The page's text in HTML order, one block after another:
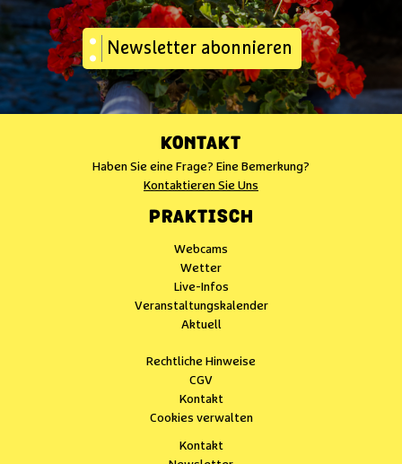
Newsletter abonnieren
KONTAKT
Haben Sie eine Frage? Eine Bemerkung?
Kontaktieren Sie Uns
PRAKTISCH
Webcams
Wetter
Live-Infos
Veranstaltungskalender
Aktuell
Rechtliche Hinweise
CGV
Kontakt
Cookies verwalten
Kontakt